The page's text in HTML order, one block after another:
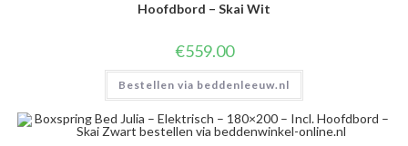
Hoofdbord – Skai Wit
€559.00
Bestellen via beddenleeuw.nl